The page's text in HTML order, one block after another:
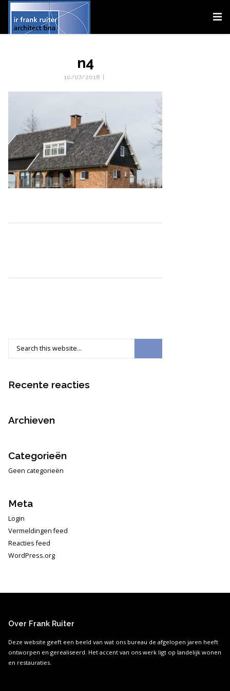
n4
10/07/2018
Recente reacties
Archieven
Categorieën
Geen categorieën
Meta
Login
Vermeldingen feed
Reacties feed
WordPress.org
Over Frank Ruiter
Deze website geeft een beeld van wat ons bureau de afgelopen jaren heeft
ontworpen en gerealiseerd. Het accent van ons werk ligt op landelijk wonen
en restauraties.